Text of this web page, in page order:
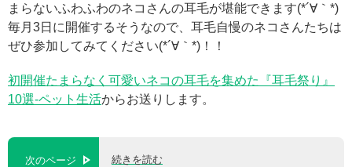
まらないふわふわのネコさんの耳毛が堪能できます(*´∀｀*)
毎月3日に開催するそうなので、耳毛自慢のネコさんたちは
ぜひ参加してみてください(*´∀｀*)！！
初開催たまらなく可愛いネコの耳毛を集めた『耳毛祭り』
10選-ペット生活からお送りします。
次のページ 続きを読む